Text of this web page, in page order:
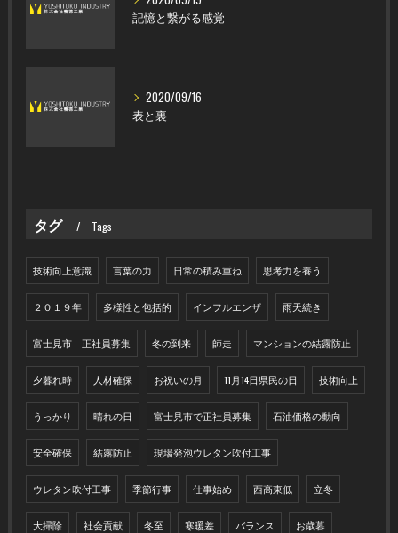
記憶と繋がる感覚
2020/09/16
表と裏
タグ Tags
技術向上意識 言葉の力 日常の積み重ね 思考力を養う
２０１９年 多様性と包括的 インフルエンザ 雨天続き
富士見市 正社員募集 冬の到来 師走 マンションの結露防止
夕暮れ時 人材確保 お祝いの月 11月14日県民の日 技術向上
うっかり 晴れの日 富士見市で正社員募集 石油価格の動向
安全確保 結露防止 現場発泡ウレタン吹付工事
ウレタン吹付工事 季節行事 仕事始め 西高東低 立冬
大掃除 社会貢献 冬至 寒暖差 バランス お歳暮